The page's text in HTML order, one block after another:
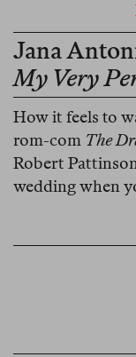
Jana
My Very
How it feels to
rom-com The
Robert
wedding when